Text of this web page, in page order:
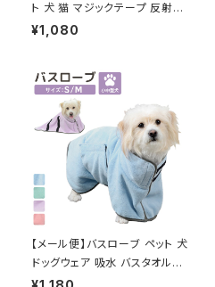
ト 犬 猫 マジックテープ 反射テ
ープ付き サイズ調整可能／pet
¥1,080
【メール便】バスローブ ペット 犬
ドッグウェア 吸水 バスタオル／
pets025